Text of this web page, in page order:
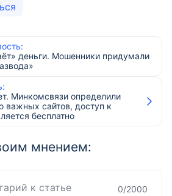
деньги. Мошенники придумали
Минкомсвязи определили
важных сайтов, доступ к
бесплатно
мнением:
0/2000